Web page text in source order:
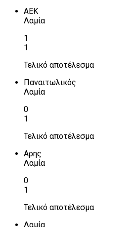
ΑΕΚ
Λαμία
1
1
Τελικό αποτέλεσμα
Παναιτωλικός
Λαμία
0
1
Τελικό αποτέλεσμα
Αρης
Λαμία
0
1
Τελικό αποτέλεσμα
Λαμία